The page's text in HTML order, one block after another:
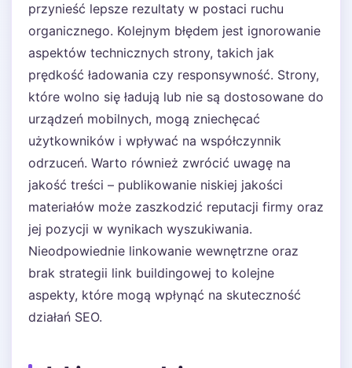
przynieść lepsze rezultaty w postaci ruchu
organicznego. Kolejnym błędem jest ignorowanie
aspektów technicznych strony, takich jak
prędkość ładowania czy responsywność. Strony,
które wolno się ładują lub nie są dostosowane do
urządzeń mobilnych, mogą zniechęcać
użytkowników i wpływać na współczynnik
odrzuceń. Warto również zwrócić uwagę na
jakość treści – publikowanie niskiej jakości
materiałów może zaszkodzić reputacji firmy oraz
jej pozycji w wynikach wyszukiwania.
Nieodpowiednie linkowanie wewnętrzne oraz
brak strategii link buildingowej to kolejne
aspekty, które mogą wpłynąć na skuteczność
działań SEO.